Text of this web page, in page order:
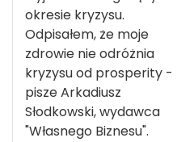
okresie kryzysu.
Odpisałem, że moje
zdrowie nie odróżnia
kryzysu od prosperity -
pisze Arkadiusz
Słodkowski, wydawca
"Własnego Biznesu".